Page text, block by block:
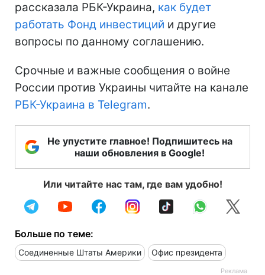
рассказала РБК-Украина, как будет
работать Фонд инвестиций и другие
вопросы по данному соглашению.
Срочные и важные сообщения о войне
России против Украины читайте на канале
РБК-Украина в Telegram.
Не упустите главное! Подпишитесь на
наши обновления в Google!
Или читайте нас там, где вам удобно!
Больше по теме:
Соединенные Штаты Америки Офис президента